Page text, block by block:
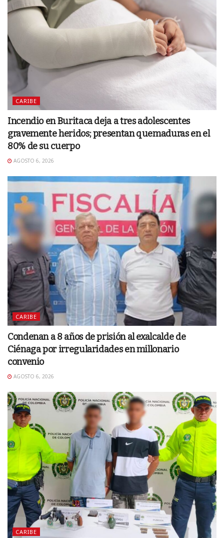
CARIBE
Incendio en Buritaca deja a tres adolescentes
gravemente heridos; presentan quemaduras en el
80% de su cuerpo
AGOSTO 6, 2026
CARIBE
Condenan a 8 años de prisión al exalcalde de
Ciénaga por irregularidades en millonario
convenio
AGOSTO 6, 2026
CARIBE